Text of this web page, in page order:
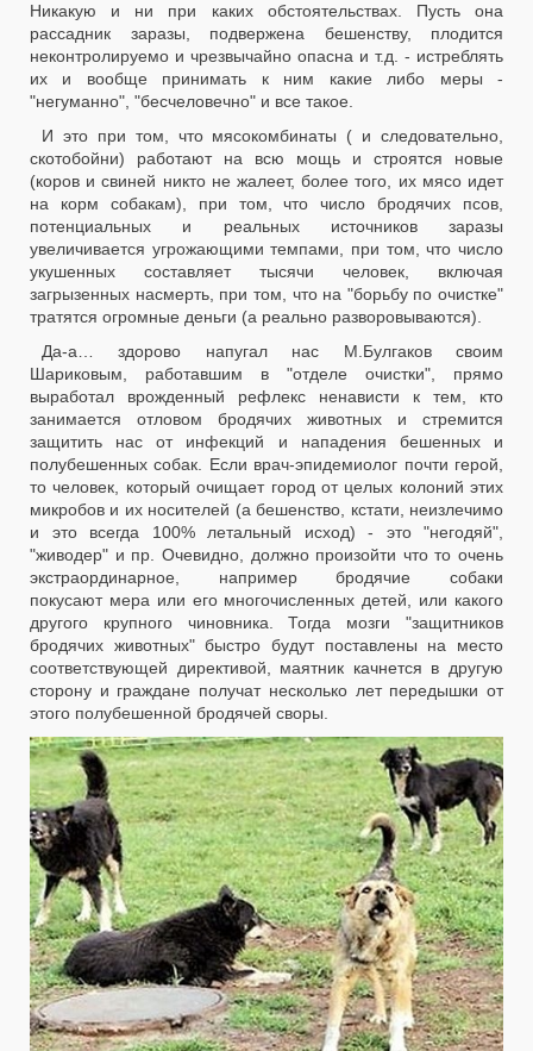
Никакую и ни при каких обстоятельствах. Пусть она
рассадник заразы, подвержена бешенству, плодится
неконтролируемо и чрезвычайно опасна и т.д. - истреблять
их и вообще принимать к ним какие либо меры -
"негуманно", "бесчеловечно" и все такое.
И это при том, что мясокомбинаты ( и следовательно,
скотобойни) работают на всю мощь и строятся новые
(коров и свиней никто не жалеет, более того, их мясо идет
на корм собакам), при том, что число бродячих псов,
потенциальных и реальных источников заразы
увеличивается угрожающими темпами, при том, что число
укушенных составляет тысячи человек, включая
загрызенных насмерть, при том, что на "борьбу по очистке"
тратятся огромные деньги (а реально разворовываются).
Да-а… здорово напугал нас М.Булгаков своим
Шариковым, работавшим в "отделе очистки", прямо
выработал врожденный рефлекс ненависти к тем, кто
занимается отловом бродячих животных и стремится
защитить нас от инфекций и нападения бешенных и
полубешенных собак. Если врач-эпидемиолог почти герой,
то человек, который очищает город от целых колоний этих
микробов и их носителей (а бешенство, кстати, неизлечимо
и это всегда 100% летальный исход) - это "негодяй",
"живодер" и пр. Очевидно, должно произойти что то очень
экстраординарное, например бродячие собаки
покусают мера или его многочисленных детей, или какого
другого крупного чиновника. Тогда мозги "защитников
бродячих животных" быстро будут поставлены на место
соответствующей директивой, маятник качнется в другую
сторону и граждане получат несколько лет передышки от
этого полубешенной бродячей своры.